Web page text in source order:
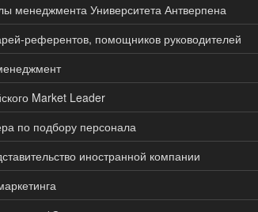
менеджмента Университета Антверпена
референтов, помощников руководителей
Market Leader
по подбору персонала
иностранной компании